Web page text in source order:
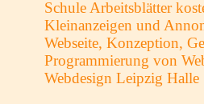
Schule Arbeitsblätter
Kleinanzeigen und
Webseite, Konzeption,
Programmierung von
Webdesign Leipzig Halle